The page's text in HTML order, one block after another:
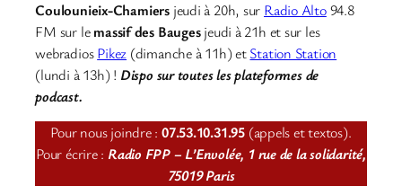
Coulounieix-Chamiers jeudi à 20h, sur Radio Alto94.8
FM sur lemassif des Baugesjeudi à 21h et sur les
webradiosPikez (dimanche à 11h) etStation Station
(lundi à 13h) ! Dispo sur toutes les plateformes de
podcast.
Pour nous joindre : 07.53.10.31.95 (appels et textos).
Pour écrire : Radio FPP – L’Envolée, 1 rue de la solidarité,
75019 Paris